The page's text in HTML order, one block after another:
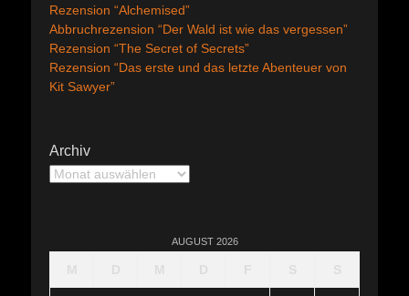
Rezension “Alchemised”
Abbruchrezension “Der Wald ist wie das vergessen”
Rezension “The Secret of Secrets”
Rezension “Das erste und das letzte Abenteuer von
Kit Sawyer”
Archiv
Archiv
AUGUST 2026